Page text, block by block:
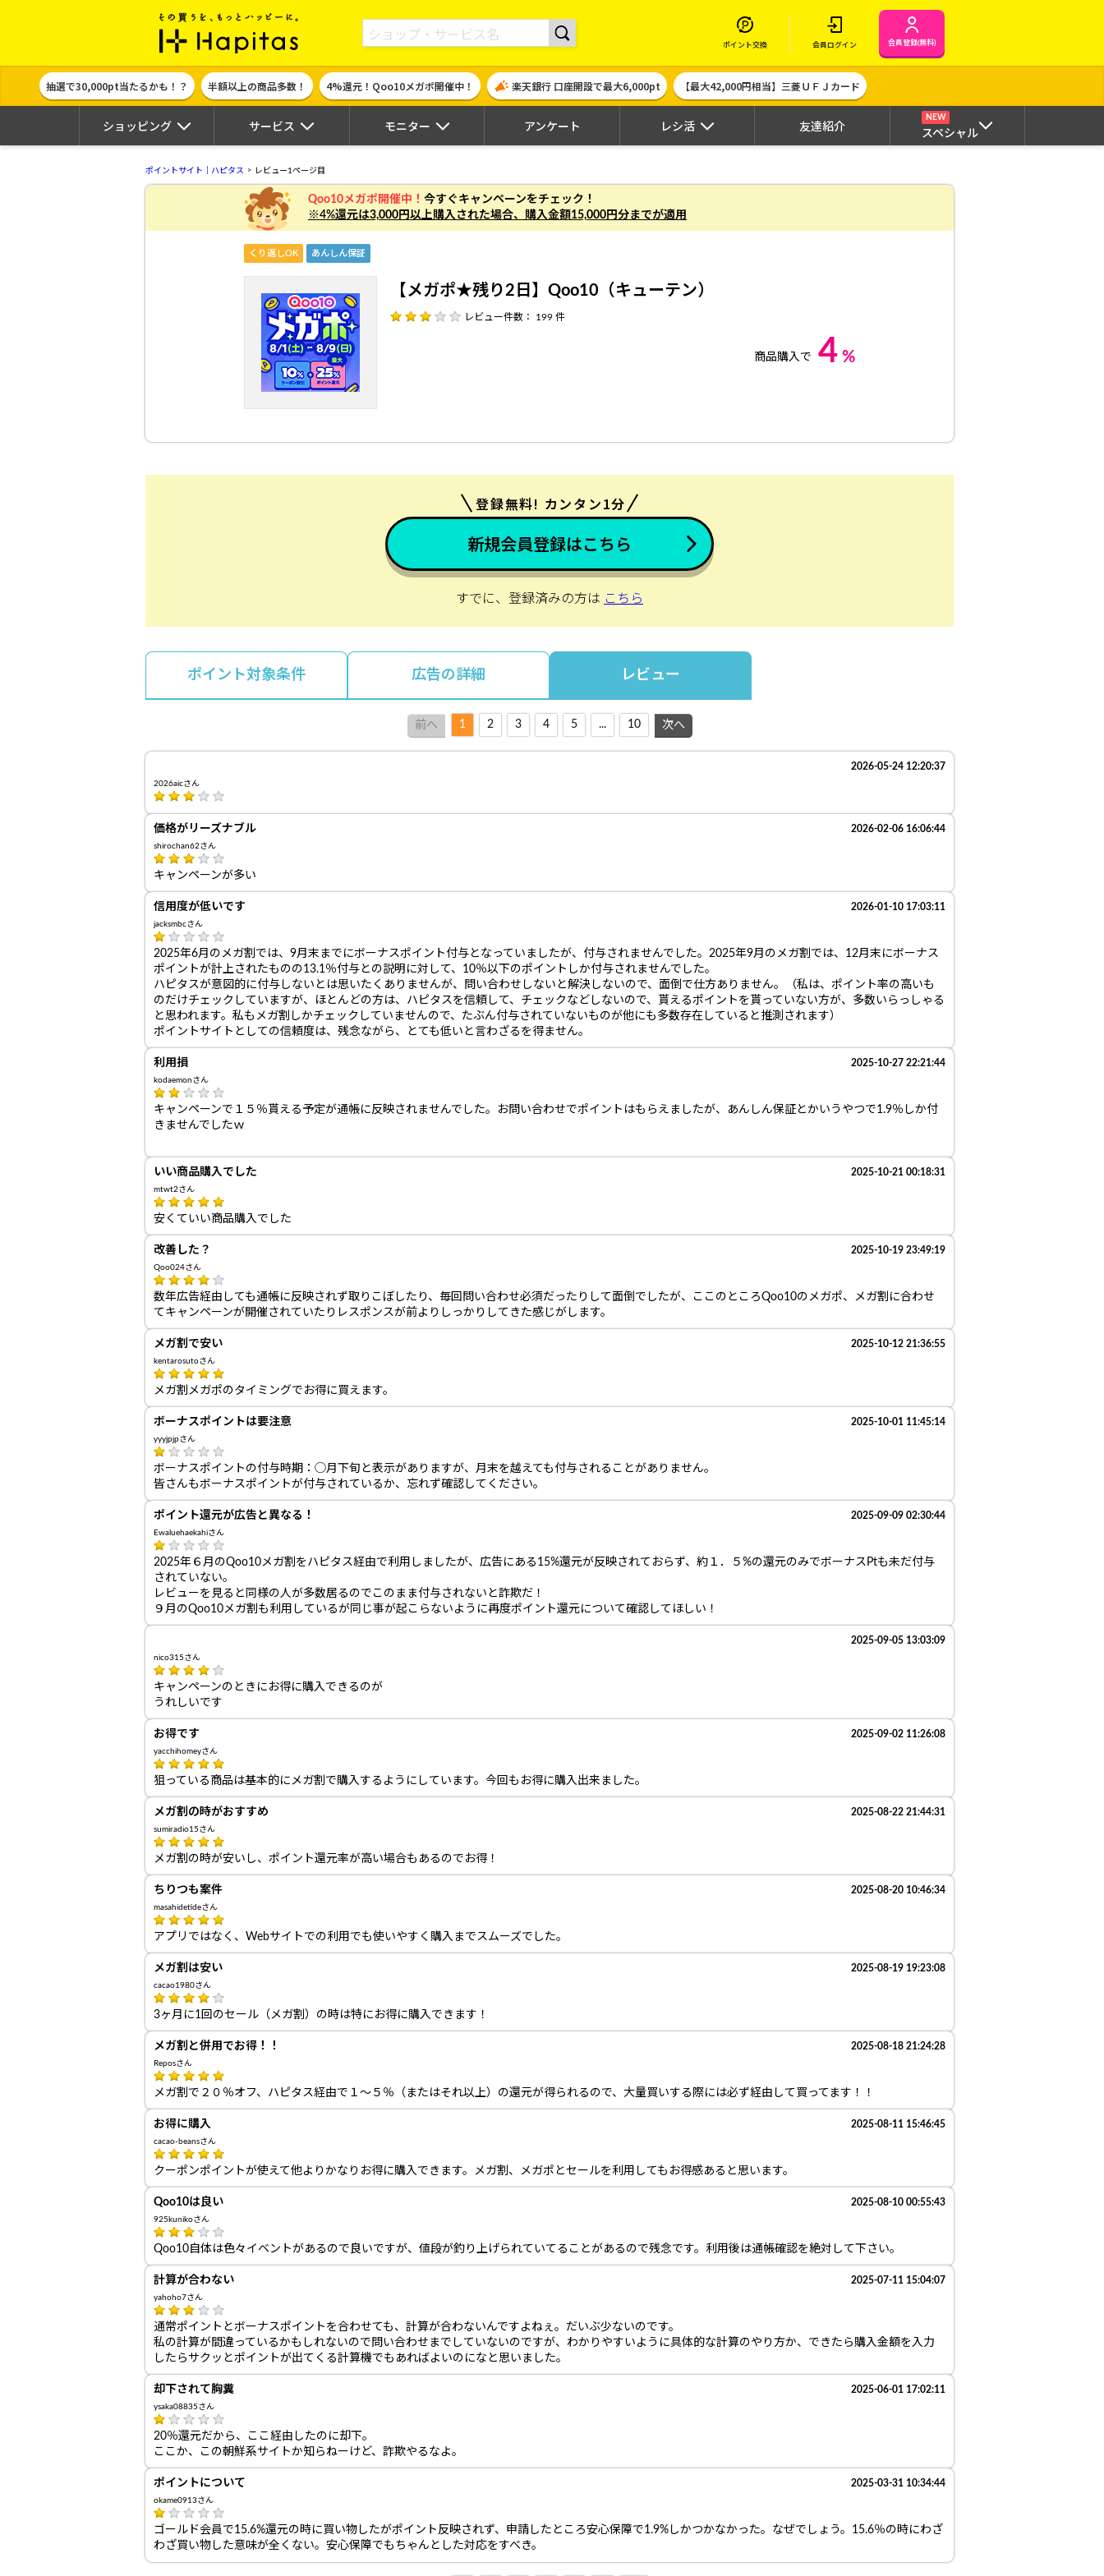
ポイント貯めて現金やギフト券に交換できるポイントサイト | ハピタス
ポイント交換 会員ログイン 会員登録(無料)
抽選で30,000pt当たるかも！？ 半額以上の商品多数！ 4%還元！Qoo10メガポ開催中！ 楽天銀行 口座開設で最大6,000pt 【最大42,000円相当】三菱ＵＦＪカード
ショッピング サービス モニター アンケート レシ活 友達紹介
NEW
スペシャル
ポイントサイト｜ハピタス レビュー1ページ目
Qoo10メガポ開催中！ 今すぐキャンペーンをチェック！
※4%還元は3,000円以上購入された場合、 購入金額15,000円分までが適用
くり返しOK あんしん保証
【メガポ★残り2日】Qoo10（キューテン）
レビュー件数： 199 件
商品購入で 4 %
登録無料! カンタン1分
新規会員登録はこちら
すでに、登録済みの方は こちら
ポイント対象条件 広告の詳細 レビュー
前へ 1 2 3 4 5 ... 10 次へ
2026-05-24 12:20:37
2026aicさん
価格がリーズナブル 2026-02-06 16:06:44
shirochan62さん
キャンペーンが多い
信用度が低いです 2026-01-10 17:03:11
jacksmbcさん
2025年6月のメガ割では、9月末までにボーナスポイント付与となっていましたが、付与されませんでした。2025年9月のメガ割では、12月末にボーナス
ポイントが計上されたものの13.1％付与との説明に対して、10％以下のポイントしか付与されませんでした。
ハピタスが意図的に付与しないとは思いたくありませんが、問い合わせしないと解決しないので、面倒で仕方ありません。（私は、ポイント率の高いも
のだけチェックしていますが、ほとんどの方は、ハピタスを信頼して、チェックなどしないので、貰えるポイントを貰っていない方が、多数いらっしゃる
と思われます。私もメガ割しかチェックしていませんので、たぶん付与されていないものが他にも多数存在していると推測されます）
ポイントサイトとしての信頼度は、残念ながら、とても低いと言わざるを得ません。
利用損 2025-10-27 22:21:44
kodaemonさん
キャンペーンで１５％貰える予定が通帳に反映されませんでした。お問い合わせでポイントはもらえましたが、あんしん保証とかいうやつで1.9％しか付
きませんでしたｗ
いい商品購入でした 2025-10-21 00:18:31
mtwt2さん
安くていい商品購入でした
改善した？ 2025-10-19 23:49:19
Qoo024さん
数年広告経由しても通帳に反映されず取りこぼしたり、毎回問い合わせ必須だったりして面倒でしたが、ここのところQoo10のメガポ、メガ割に合わせ
てキャンペーンが開催されていたりレスポンスが前よりしっかりしてきた感じがします。
メガ割で安い 2025-10-12 21:36:55
kentarosutoさん
メガ割メガポのタイミングでお得に買えます。
ボーナスポイントは要注意 2025-10-01 11:45:14
yyyjpjpさん
ボーナスポイントの付与時期：◯月下旬と表示がありますが、月末を越えても付与されることがありません。
皆さんもボーナスポイントが付与されているか、忘れず確認してください。
ポイント還元が広告と異なる！ 2025-09-09 02:30:44
Ewaluehaekahiさん
2025年６月のQoo10メガ割をハピタス経由で利用しましたが、広告にある15%還元が反映されておらず、約１．５%の還元のみでボーナスPtも未だ付与
されていない。
レビューを見ると同様の人が多数居るのでこのまま付与されないと詐欺だ！
９月のQoo10メガ割も利用しているが同じ事が起こらないように再度ポイント還元について確認してほしい！
2025-09-05 13:03:09
nico315さん
キャンペーンのときにお得に購入できるのが
うれしいです
お得です 2025-09-02 11:26:08
yacchihomeyさん
狙っている商品は基本的にメガ割で購入するようにしています。今回もお得に購入出来ました。
メガ割の時がおすすめ 2025-08-22 21:44:31
sumiradio15さん
メガ割の時が安いし、ポイント還元率が高い場合もあるのでお得！
ちりつも案件 2025-08-20 10:46:34
masahidetideさん
アプリではなく、Webサイトでの利用でも使いやすく購入までスムーズでした。
メガ割は安い 2025-08-19 19:23:08
cacao1980さん
3ヶ月に1回のセール（メガ割）の時は特にお得に購入できます！
メガ割と併用でお得！！ 2025-08-18 21:24:28
Reposさん
メガ割で２０％オフ、ハピタス経由で１〜５％（またはそれ以上）の還元が得られるので、大量買いする際には必ず経由して買ってます！！
お得に購入 2025-08-11 15:46:45
cacao-beansさん
クーポンポイントが使えて他よりかなりお得に購入できます。メガ割、メガポとセールを利用してもお得感あると思います。
Qoo10は良い 2025-08-10 00:55:43
925kunikoさん
Qoo10自体は色々イベントがあるので良いですが、値段が釣り上げられていてることがあるので残念です。利用後は通帳確認を絶対して下さい。
計算が合わない 2025-07-11 15:04:07
yahoho7さん
通常ポイントとボーナスポイントを合わせても、計算が合わないんですよねぇ。だいぶ少ないのです。
私の計算が間違っているかもしれないので問い合わせまでしていないのですが、わかりやすいように具体的な計算のやり方か、できたら購入金額を入力
したらサクッとポイントが出てくる計算機でもあればよいのになと思いました。
却下されて胸糞 2025-06-01 17:02:11
ysaka08835さん
20％還元だから、ここ経由したのに却下。
ここか、この朝鮮系サイトか知らねーけど、詐欺やるなよ。
ポイントについて 2025-03-31 10:34:44
okame0913さん
ゴールド会員で15.6%還元の時に買い物したがポイント反映されず、申請したところ安心保障で1.9%しかつかなかった。なぜでしょう。15.6％の時にわざ
わざ買い物した意味が全くない。安心保障でもちゃんとした対応をすべき。